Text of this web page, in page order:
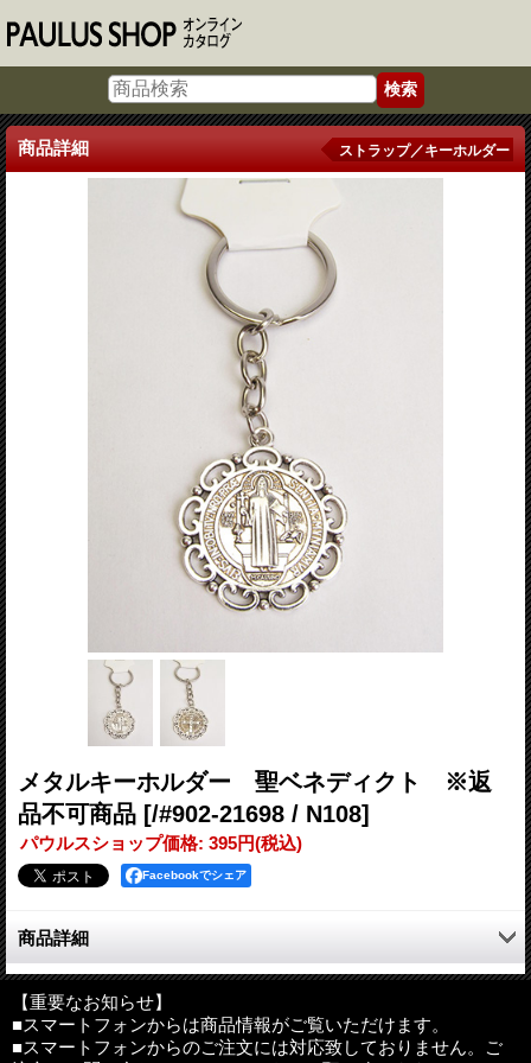
商品詳細 ストラップ／キーホルダー
メタルキーホルダー 聖ベネディクト ※返
品不可商品 [/#902-21698 / N108]
パウルスショップ価格: 395円(税込)
Facebookでシェア
商品詳細
メタル製の聖ベネディクトのキーホルダーです。
サイズ：縦約32mm×横33mm（金具を含めると約90mm）
【重要なお知らせ】
■スマートフォンからは商品情報がご覧いただけます。
■スマートフォンからのご注文には対応致しておりません。ご